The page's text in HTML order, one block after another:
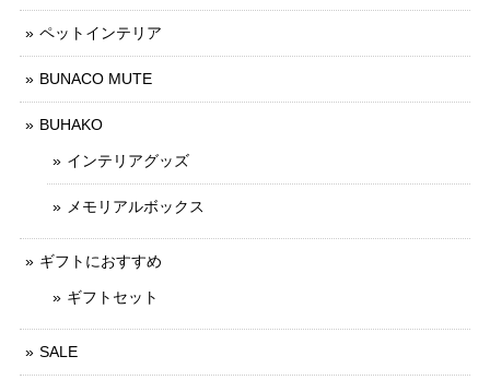
ペットインテリア
BUNACO MUTE
BUHAKO
インテリアグッズ
メモリアルボックス
ギフトにおすすめ
ギフトセット
SALE